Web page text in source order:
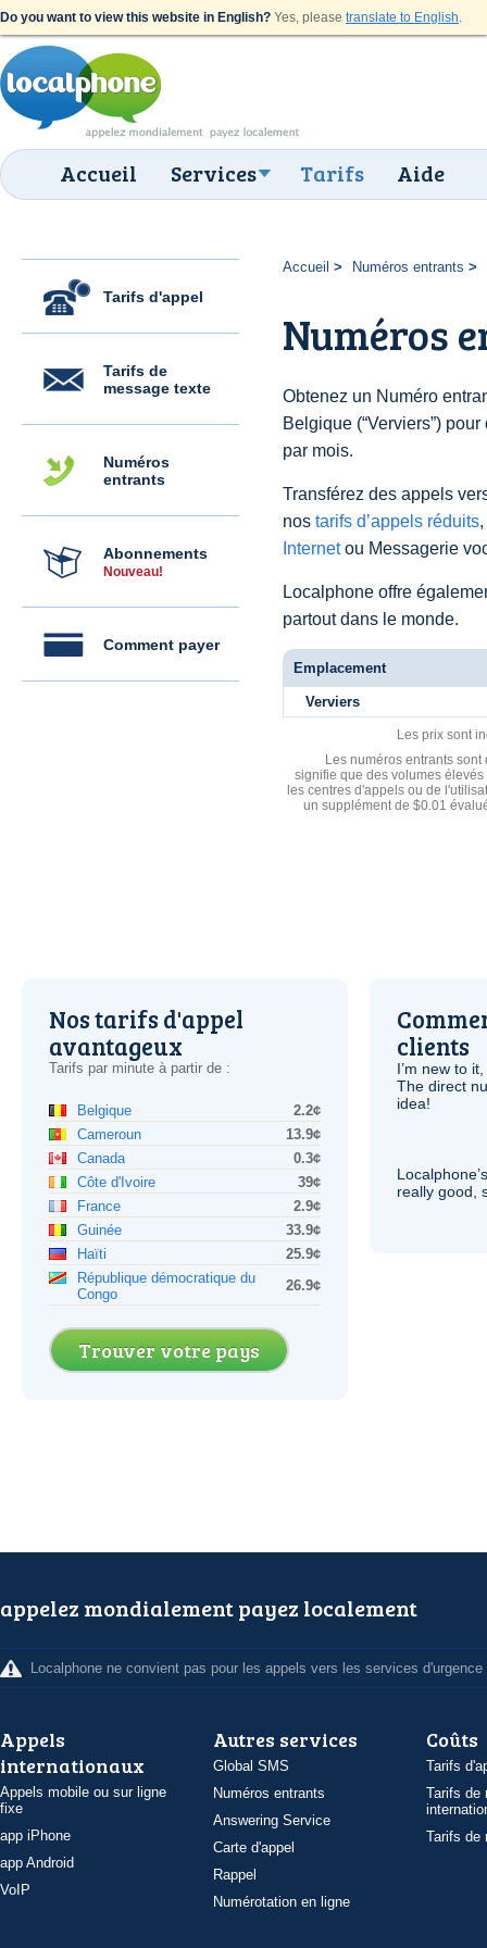
Do you want to view this website in English? Yes, please translate to English.
Accueil Services Tarifs Aide
Tarifs d'appel
Tarifs de
message texte
Numéros
entrants
Abonnements
Nouveau!
Comment payer
Accueil Numéros entrants
Numéros
Obtenez un Numéro
Belgique (“Verviers”)
par mois.
Transférez des appels
nos tarifs d’appels réduits
Internetou Messagerie
Localphone offre
partout dans le monde.
Emplacement
Verviers
Les prix sont
Les numéros entrants
signifie que des volumes
les centres d'appels ou de
un supplément de $0.01
Nos tarifs d'appel
avantageux
Tarifs par minute à partir de :
Belgique
2.2¢
Cameroun
13.9¢
Canada
0.3¢
Côte d'Ivoire
39¢
France
2.9¢
Guinée
33.9¢
Haïti
25.9¢
République démocratique du
Congo
26.9¢
Trouver votre pays
clients
I’m new to
The direct
idea!
really good,
appelez mondialement payez localement
Localphone ne convient pas pour les appels vers les services d'urgence
Appels
internationaux
Appels mobile ou sur ligne
fixe
app iPhone
app Android
VoIP
Autres services
Global SMS
Numéros entrants
Answering Service
Carte d'appel
Rappel
Numérotation en ligne
Coûts
Tarifs
Tarifs de
Tarifs de